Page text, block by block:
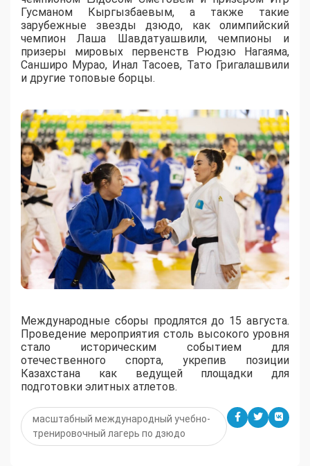
Гусманом Кыргызбаевым, а также такие
зарубежные звезды дзюдо, как олимпийский
чемпион Лаша Шавдатуашвили, чемпионы и
призеры мировых первенств Рюдзю Нагаяма,
Санширо Мурао, Инал Тасоев, Тато Григалашвили
и другие топовые борцы.
Международные сборы продлятся до 15 августа.
Проведение мероприятия столь высокого уровня
стало историческим событием для
отечественного спорта, укрепив позиции
Казахстана как ведущей площадки для
подготовки элитных атлетов.
масштабный международный учебно-
тренировочный лагерь по дзюдо